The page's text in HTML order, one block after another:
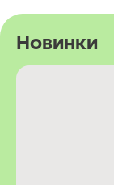
Новинки